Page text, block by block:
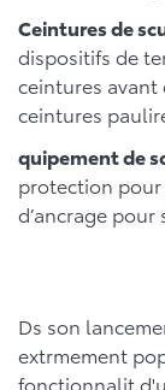
Ceintures de
dispositifs de
ceintures avant
ceintures
quipement de
protection
d’ancrage
Ds son
extrmement
fonctionnalit